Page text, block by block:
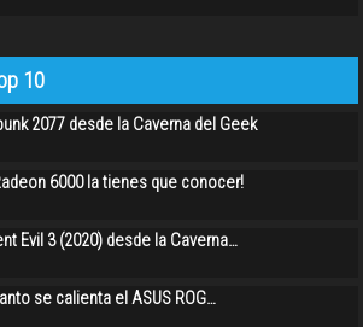
10
2077 desde la Caverna del Geek
6000 la tienes que conocer!
Evil 3 (2020) desde la Caverna…
se calienta el ASUS ROG…